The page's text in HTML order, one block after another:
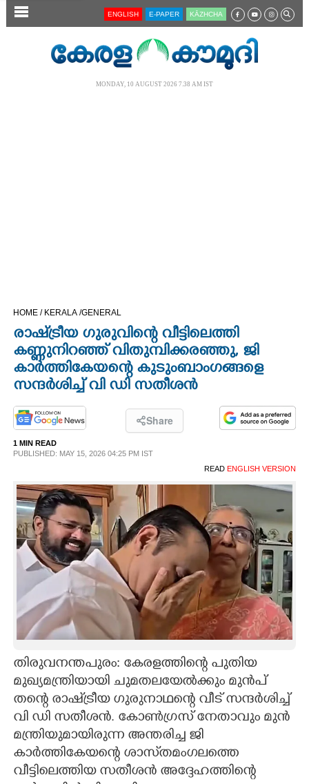
SECTIONS
OPINION
LIFESTYLE
INFO+
ART
ASTRO
CARTOONS
LITERATURE
ZOOM
CONTACT US
ENGLISH E-PAPER KĀZHCHA
MONDAY, 10 AUGUST 2026 7.38 AM IST
HOME / KERALA /GENERAL
രാഷ്‌ട്രീയ ഗുരുവിന്റെ വീട്ടിലെത്തി
കണ്ണുനിറഞ്ഞ് വിതുമ്പിക്കരഞ്ഞു, ജി
കാർത്തികേയന്റെ കുടുംബാംഗങ്ങളെ
സന്ദർശിച്ച് വി ഡി സതീശൻ
Share
1 MIN READ
PUBLISHED: MAY 15, 2026 04:25 PM IST
READ ENGLISH VERSION
തിരുവനന്തപുരം: കേരളത്തിന്റെ പുതിയ
മുഖ്യമന്ത്രിയായി ചുമതലയേൽക്കും മുൻപ്
തന്റെ രാഷ്‌ട്രീയ ഗുരുനാഥന്റെ വീട് സന്ദർശിച്ച്
വി ഡി സതീശൻ. കോൺഗ്രസ് നേതാവും മുൻ
മന്ത്രിയുമായിരുന്ന അന്തരിച്ച ജി
കാർത്തികേയന്റെ ശാസ്‌തമംഗലത്തെ
വീട്ടിലെത്തിയ സതീശൻ അദ്ദേഹത്തിന്റെ